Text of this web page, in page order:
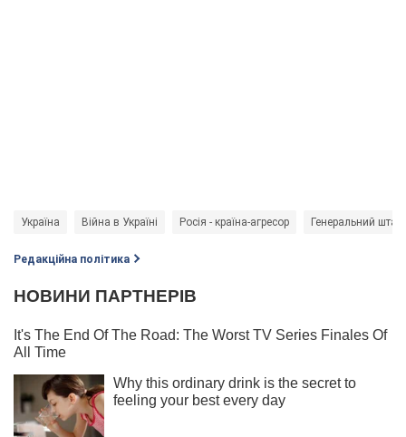
Україна Війна в Україні Росія - країна-агресор Генеральний
Редакційна політика